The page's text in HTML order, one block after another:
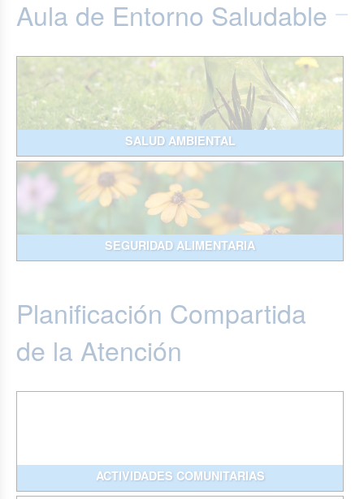
Aula de Entorno Saludable
SALUD AMBIENTAL
SEGURIDAD ALIMENTARIA
Planificación Compartida
de la Atención
ACTIVIDADES COMUNITARIAS